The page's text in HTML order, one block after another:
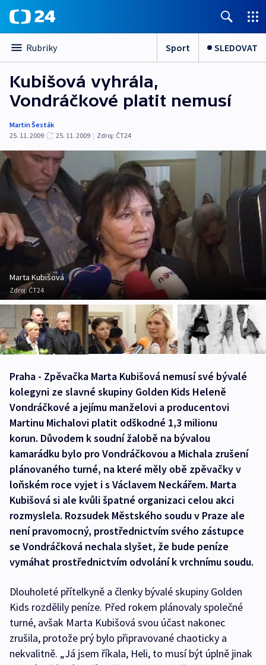
Rubriky Sport SLEDOVAT
Kubišová vyhrála,
Vondráčkové platit nemusí
Martin Šesták
25. 11. 2009
25. 11. 2009 | Zdroj: ČT24
Marta Kubišová
Zdroj:ČT24
Praha - Zpěvačka Marta Kubišová nemusí své bývalé
kolegyni ze slavné skupiny Golden Kids Heleně
Vondráčkové a jejímu manželovi a producentovi
Martinu Michalovi platit odškodné 1,3 milionu
korun. Důvodem k soudní žalobě na bývalou
kamarádku bylo pro Vondráčkovou a Michala zrušení
plánovaného turné, na které měly obě zpěvačky v
loňském roce vyjet i s Václavem Neckářem. Marta
Kubišová si ale kvůli špatné organizaci celou akci
rozmyslela. Rozsudek Městského soudu v Praze ale
není pravomocný, prostřednictvím svého zástupce
se Vondráčková nechala slyšet, že bude peníze
vymáhat prostřednictvím odvolání k vrchnímu soudu.
Dlouholeté přítelkyně a členky bývalé skupiny Golden
Kids rozdělily peníze. Před rokem plánovaly společné
turné, avšak Marta Kubišová svou účast nakonec
zrušila, protože prý bylo připravované chaoticky a
nekvalitně. „Já jsem říkala, Heli, to musí být úplně jinak